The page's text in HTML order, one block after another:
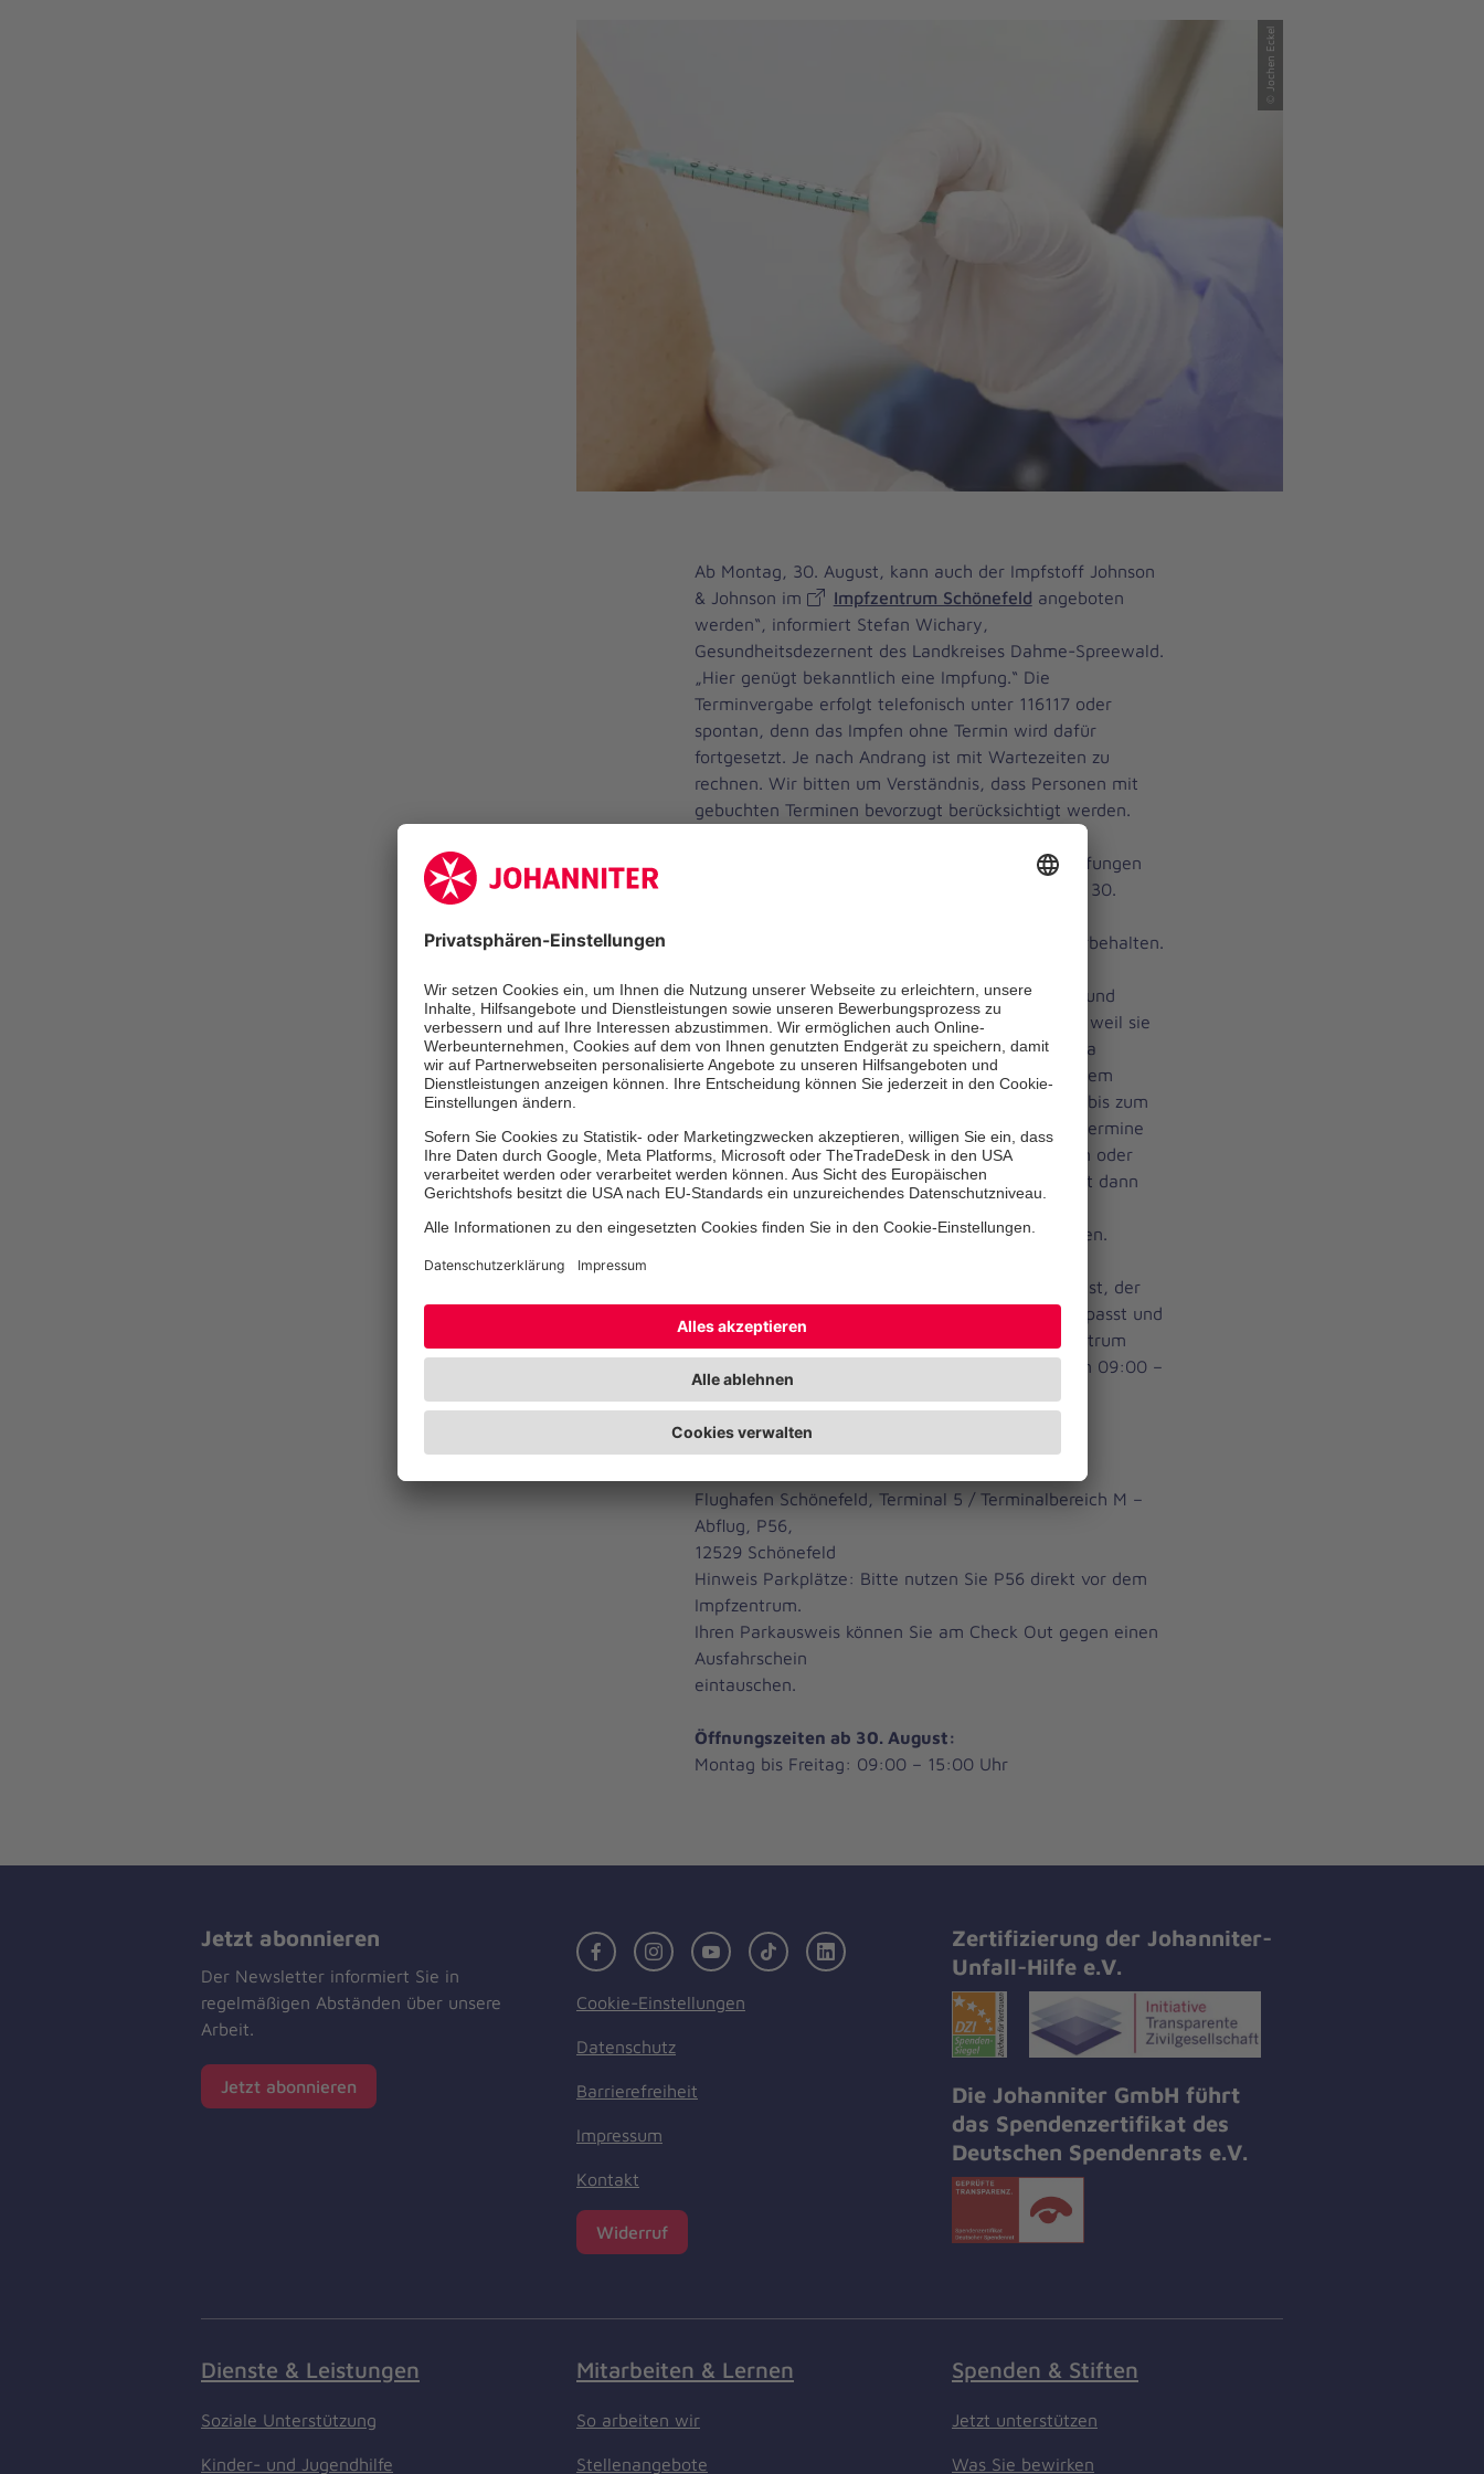
© Jochen Eckel
Ab Montag, 30. August, kann auch der Impfstoff Johnson
& Johnson im
Impfzentrum Schönefeld angeboten
werden“, informiert Stefan Wichary,
Gesundheitsdezernent des Landkreises Dahme-Spreewald.
„Hier genügt bekanntlich eine Impfung.“ Die
Terminvergabe erfolgt telefonisch unter 116117 oder
spontan, denn das Impfen ohne Termin wird dafür
fortgesetzt. Je nach Andrang ist mit Wartezeiten zu
rechnen. Wir bitten um Verständnis, dass Personen mit
gebuchten Terminen bevorzugt berücksichtigt werden.
Am gestrigen Freitag wurden die letzten Erstimpfungen
mit Moderna im Impfzentrum durchgeführt. Vom 30.
Impfzentrum der notwendigen Zweitimpfung vorbehalten.
Das Sonderkontingent Moderna für Bürgerinnen und
Bürger, die nur einen Impftermin benötigen, z.B. weil sie
vor mehr als vier Wochen symptomfrei an Corona
erkrankt waren oder etwa die Erstimpfung in einem
anderen Bundesland erhalten haben, steht auch bis zum
24. September 2021 zur Verfügung. Diese Einzeltermine
können telefonisch unter 116 117 gebucht werden oder
man kommt spontan vorbei. Für diese Termine ist dann
Genesenennachweis zum Impftermin mitzubringen.
Die Öffnungszeiten werden ab Montag, 30. August, der
geringen Zahl an ausstehenden Impfungen angepasst und
auf 6 Stunden je Werktag reduziert. Das Impfzentrum
Schönefeld ist von Montag bis Freitag jeweils von 09:00 –
Flughafen Schönefeld, Terminal 5 / Terminalbereich M –
Abflug, P56,
12529 Schönefeld
Hinweis Parkplätze: Bitte nutzen Sie P56 direkt vor dem
Impfzentrum.
Ihren Parkausweis können Sie am Check Out gegen einen
Ausfahrschein
eintauschen.
Öffnungszeiten ab 30. August:
Montag bis Freitag: 09:00 – 15:00 Uhr
Jetzt abonnieren
Der Newsletter informiert Sie in
regelmäßigen Abständen über unsere
Arbeit.
Jetzt abonnieren
FacebookInstagramYoutubeTikTok LinkedIn
Cookie-Einstellungen
Datenschutz
Barrierefreiheit
Impressum
Kontakt
Widerruf
Zertifizierung der Johanniter-
Unfall-Hilfe e.V.
Die Johanniter GmbH führt
das Spendenzertifikat des
Deutschen Spendenrats e.V.
Dienste & Leistungen
Soziale Unterstützung
Kinder- und Jugendhilfe
Mitarbeiten & Lernen
So arbeiten wir
Stellenangebote
Spenden & Stiften
Jetzt unterstützen
Was Sie bewirken